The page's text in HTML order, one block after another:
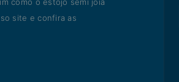
site e confira as